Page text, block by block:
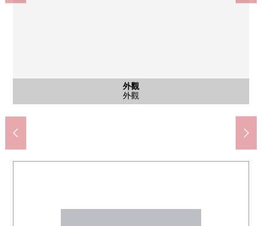
外觀
外觀
客廳
約13.8張塌塌米LDK
客廳
約13.8張塌塌米LDK
廚房
廚房
室內
約4.0張塌塌米西式房間
室內
約4.0張塌塌米西式房間
院子
專用院子
室內
約5.0張塌塌米西式房間
收納
西式房間約5.0張塌塌米壁櫥
收納
西式房間約5.0張塌塌米嵌入式衣櫃
室內
約6.2張塌塌米西式房間
室內
約6.2張塌塌米西式房間
收納
西式房間約6.2張塌塌米嵌入式衣櫃
洗臉
盥洗台
洗臉
洗衣機場地
廁所
廁所
門口
門口
院子
中庭
院子
中庭
入口
入口
入口
入口
入口
入口
大廳
大廳
共有部分
入口休息室
共有部分
Society休息室
共有部分
Center禮堂
其他
名牌
外觀
外觀
外觀
外觀
昭島市立拜島第2小學(約1160m)
昭島市立拜島中學(約1320m)
伊藤洋華堂昭島商店(約180m)
昭島站前郵局(約130m)
森田，嗯，(約230m)